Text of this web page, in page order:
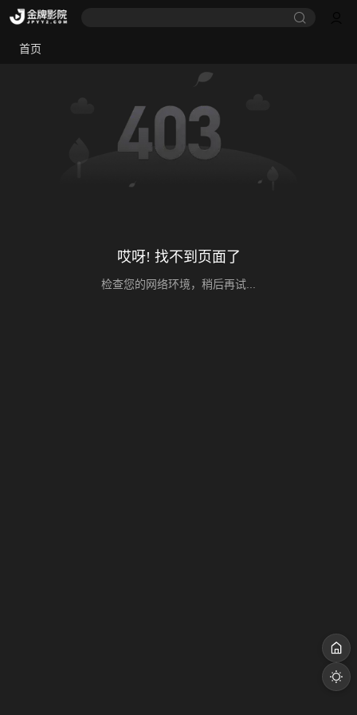
首页
哎呀! 找不到页面了
检查您的网络环境，稍后再试...